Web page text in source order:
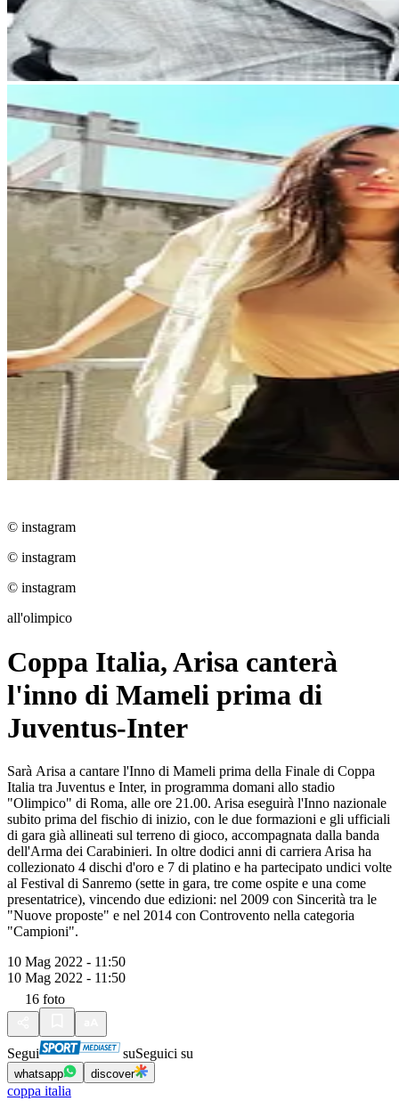
© instagram
© instagram
© instagram
all'olimpico
Coppa Italia, Arisa canterà
l'inno di Mameli prima di
Juventus-Inter
Sarà Arisa a cantare l'Inno di Mameli prima della Finale di Coppa
Italia tra Juventus e Inter, in programma domani allo stadio
"Olimpico" di Roma, alle ore 21.00. Arisa eseguirà l'Inno nazionale
subito prima del fischio di inizio, con le due formazioni e gli ufficiali
di gara già allineati sul terreno di gioco, accompagnata dalla banda
dell'Arma dei Carabinieri. In oltre dodici anni di carriera Arisa ha
collezionato 4 dischi d'oro e 7 di platino e ha partecipato undici volte
al Festival di Sanremo (sette in gara, tre come ospite e una come
presentatrice), vincendo due edizioni: nel 2009 con Sincerità tra le
"Nuove proposte" e nel 2014 con Controvento nella categoria
"Campioni".
10 Mag 2022 - 11:50
10 Mag 2022 - 11:50
16 foto
Segui suSeguici su
whatsapp discover
coppa italia